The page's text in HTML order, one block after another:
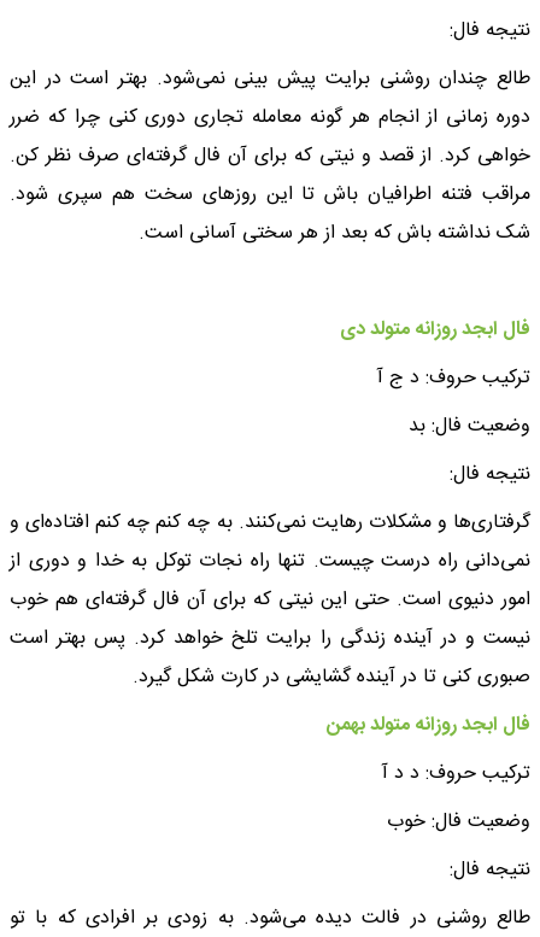
نتیجه فال:
طالع چندان روشنی برایت پیش بینی نمی‌شود. بهتر است در این
دوره زمانی از انجام هر گونه معامله تجاری دوری کنی چرا که ضرر
خواهی کرد. از قصد و نیتی که برای آن فال گرفته‌ای صرف نظر کن.
مراقب فتنه اطرافیان باش تا این روزهای سخت هم سپری شود.
شک نداشته باش که بعد از هر سختی آسانی است.
فال ابجد روزانه متولد دی
ترکیب حروف: د ج آ
وضعیت فال: بد
نتیجه فال:
گرفتاری‌ها و مشکلات رهایت نمی‌کنند. به چه کنم چه کنم افتاده‌ای و
نمی‌دانی راه درست چیست. تنها راه نجات توکل به خدا و دوری از
امور دنیوی است. حتی این نیتی که برای آن فال گرفته‌ای هم خوب
نیست و در آینده زندگی را برایت تلخ خواهد کرد. پس بهتر است
صبوری کنی تا در آینده گشایشی در کارت شکل گیرد.
فال ابجد روزانه متولد بهمن
ترکیب حروف: د د آ
وضعیت فال: خوب
نتیجه فال:
طالع روشنی در فالت دیده می‌شود. به زودی بر افرادی که با تو